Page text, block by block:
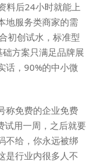
料后24小时就能上
地服务类商家的需
初创试水，标准型
方案只满足品牌展
话，90%的中小微
称免费的企业免费
试用一周，之后就要
不给，你永远被绑
是行业内很多人不